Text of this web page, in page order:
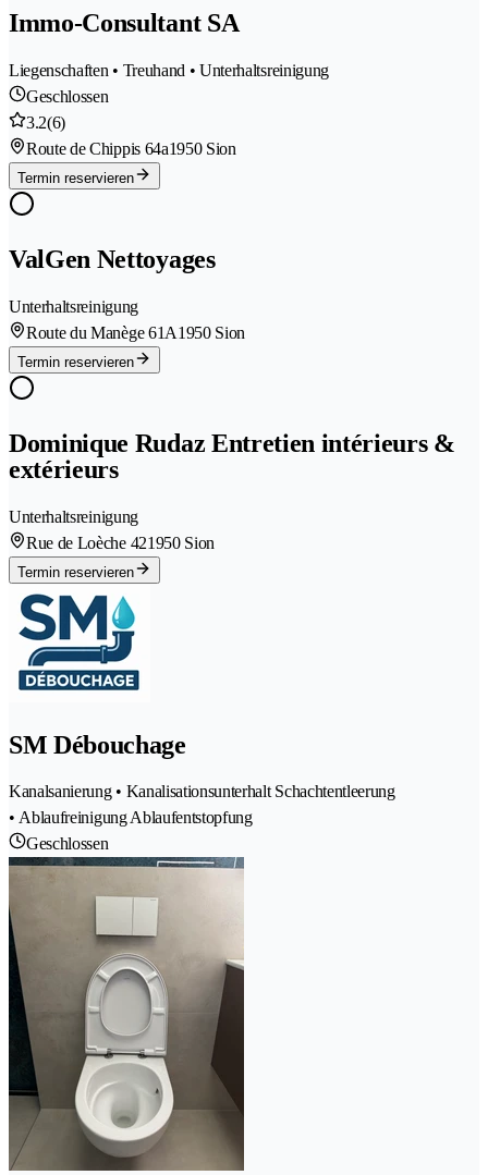
Immo-Consultant SA
Liegenschaften • Treuhand • Unterhaltsreinigung
Geschlossen
3.2(6)
Route de Chippis 64a1950 Sion
Termin reservieren
ValGen Nettoyages
Unterhaltsreinigung
Route du Manège 61A1950 Sion
Termin reservieren
Dominique Rudaz Entretien intérieurs &
extérieurs
Unterhaltsreinigung
Rue de Loèche 421950 Sion
Termin reservieren
SM Débouchage
Kanalsanierung • Kanalisationsunterhalt Schachtentleerung
• Ablaufreinigung Ablaufentstopfung
Geschlossen